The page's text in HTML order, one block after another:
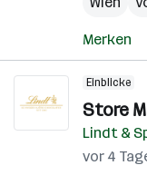
Merken
Einblicke
Store
Lindt &
vor 4